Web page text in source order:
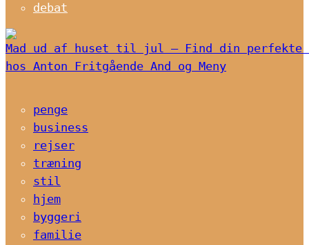
debat
Mad ud af huset til jul – Find din perfekte
hos Anton Fritgående And og Meny
penge
business
rejser
træning
stil
hjem
byggeri
familie